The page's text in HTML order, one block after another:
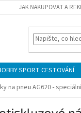
JAK NAKUPOVAT A
SPORT CESTOVÁNÍ
na pneu AG620 -